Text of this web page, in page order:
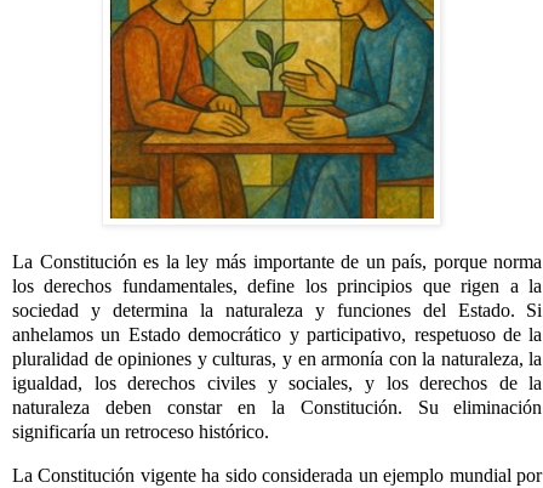
La Constitución es la ley más importante de un país, porque norma
los derechos fundamentales, define los principios que rigen a la
sociedad y determina la naturaleza y funciones del Estado. Si
anhelamos un Estado democrático y participativo, respetuoso de la
pluralidad de opiniones y culturas, y en armonía con la naturaleza, la
igualdad, los derechos civiles y sociales, y los derechos de la
naturaleza deben constar en la Constitución. Su eliminación
significaría un retroceso histórico.
La Constitución vigente ha sido considerada un ejemplo mundial por